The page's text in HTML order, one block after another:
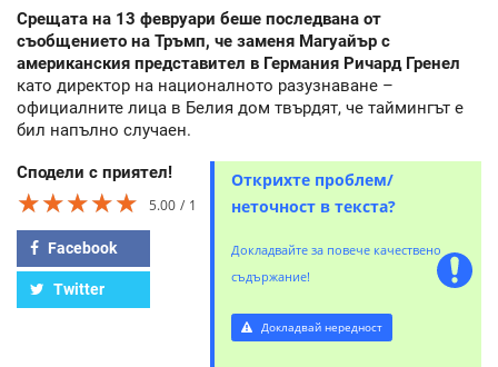
Срещата на 13 февруари беше последвана от
съобщението на Тръмп, че заменя Магуайър с
американския представител в Германия Ричард Гренел
като директор на националното разузнаване –
официалните лица в Белия дом твърдят, че таймингът е
бил напълно случаен.
Сподели с приятел!
★★★★★
★★★★★
★★★★★ 5.00 1
Facebook
Twitter
Открихте проблем/
неточност в текста?
Докладвайте за повече качествено
съдържание!
Докладвай нередност